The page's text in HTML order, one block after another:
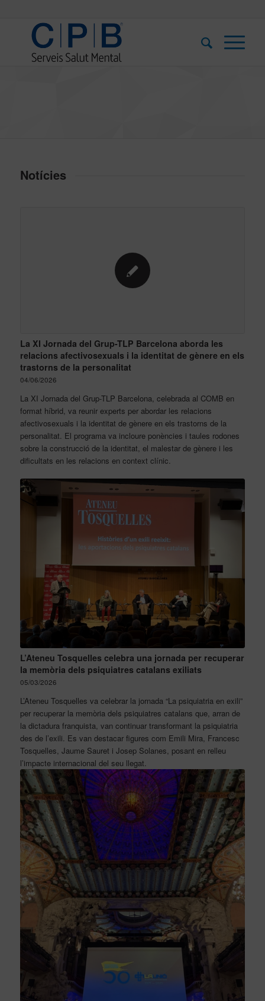
Notícies
La XI Jornada del Grup-TLP Barcelona aborda les
relacions afectivosexuals i la identitat de gènere en els
trastorns de la personalitat
04/06/2026
La XI Jornada del Grup-TLP Barcelona, celebrada al COMB en
format híbrid, va reunir experts per abordar les relacions
afectivosexuals i la identitat de gènere en els trastorns de la
personalitat. El programa va incloure ponències i taules rodones
sobre la construcció de la identitat, el malestar de gènere i les
dificultats en les relacions en context clínic.
L’Ateneu Tosquelles celebra una jornada per recuperar
la memòria dels psiquiatres catalans exiliats
05/03/2026
L’Ateneu Tosquelles va celebrar la jornada “La psiquiatria en exili”
per recuperar la memòria dels psiquiatres catalans que, arran de
la dictadura franquista, van continuar transformant la psiquiatria
des de l’exili. Es van destacar figures com Emili Mira, Francesc
Tosquelles, Jaume Sauret i Josep Solanes, posant en relleu
l’impacte internacional del seu llegat.